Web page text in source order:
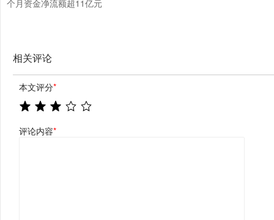
个月资金净流额超11亿元
相关评论
本文评分*
评论内容*